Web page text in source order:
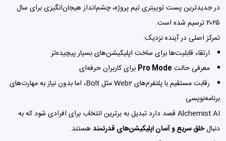
در جدیدترین پست توییتری تیم پروژه، چشم‌انداز هیجان‌انگیزی برای سال
۲۰۲۵ ترسیم شده است.
تمرکز اصلی در آینده نزدیک:
ارتقاء قابلیت‌ها برای ساخت اپلیکیشن‌های بسیار پیچیده‌تر
معرفی حالت Pro Mode برای کاربران حرفه‌ای
رقابت مستقیم با پلتفرم‌های Web2 مثل Bolt، اما بدون نیاز به مهارت‌های
برنامه‌نویسی
Alchemist AI قصد دارد تبدیل به برترین انتخاب برای افرادی شود که به
دنبالخلق سریع و آسان اپلیکیشن‌های قدرتمندهستند.